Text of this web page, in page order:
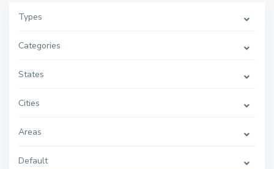
Types
Categories
States
Cities
Areas
Default